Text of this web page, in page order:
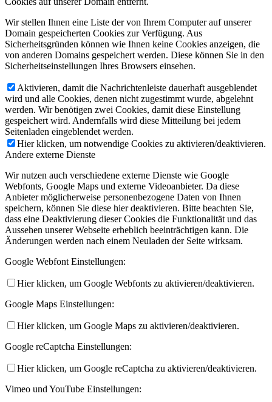
Wir stellen Ihnen eine Liste der von Ihrem Computer auf unserer
Domain gespeicherten Cookies zur Verfügung. Aus
Sicherheitsgründen können wie Ihnen keine Cookies anzeigen, die
von anderen Domains gespeichert werden. Diese können Sie in den
Sicherheitseinstellungen Ihres Browsers einsehen.
Aktivieren, damit die Nachrichtenleiste dauerhaft ausgeblendet
wird und alle Cookies, denen nicht zugestimmt wurde, abgelehnt
werden. Wir benötigen zwei Cookies, damit diese Einstellung
gespeichert wird. Andernfalls wird diese Mitteilung bei jedem
Seitenladen eingeblendet werden.
Hier klicken, um notwendige Cookies zu aktivieren/deaktivieren.
Andere externe Dienste
Wir nutzen auch verschiedene externe Dienste wie Google
Webfonts, Google Maps und externe Videoanbieter. Da diese
Anbieter möglicherweise personenbezogene Daten von Ihnen
speichern, können Sie diese hier deaktivieren. Bitte beachten Sie,
dass eine Deaktivierung dieser Cookies die Funktionalität und das
Aussehen unserer Webseite erheblich beeinträchtigen kann. Die
Änderungen werden nach einem Neuladen der Seite wirksam.
Google Webfont Einstellungen:
Hier klicken, um Google Webfonts zu aktivieren/deaktivieren.
Google Maps Einstellungen:
Hier klicken, um Google Maps zu aktivieren/deaktivieren.
Google reCaptcha Einstellungen:
Hier klicken, um Google reCaptcha zu aktivieren/deaktivieren.
Vimeo und YouTube Einstellungen: